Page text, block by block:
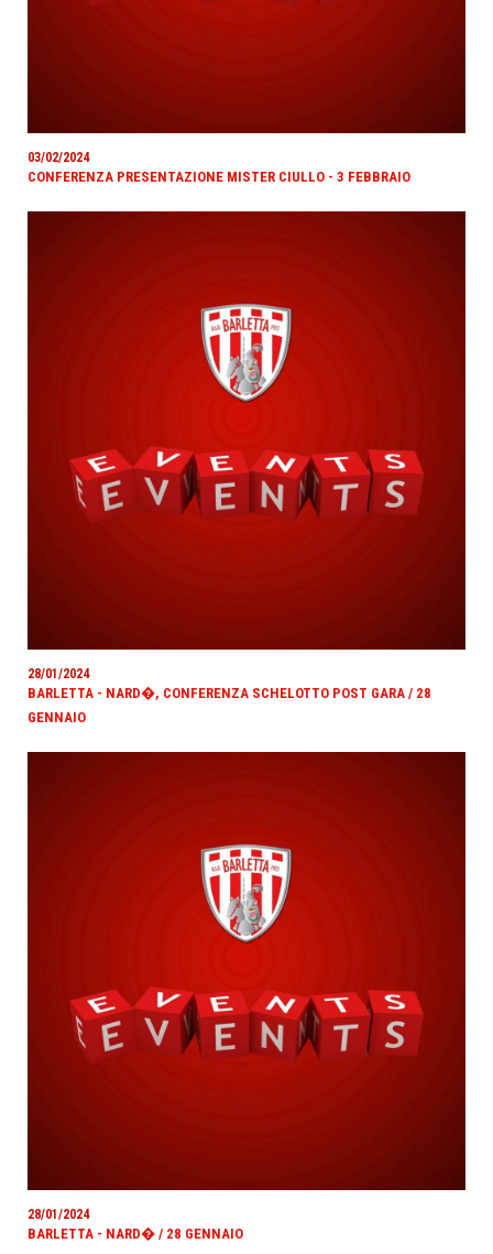
03/02/2024
CONFERENZA PRESENTAZIONE MISTER CIULLO - 3 FEBBRAIO
28/01/2024
BARLETTA - NARD�, CONFERENZA SCHELOTTO POST GARA / 28
GENNAIO
28/01/2024
BARLETTA - NARD� / 28 GENNAIO